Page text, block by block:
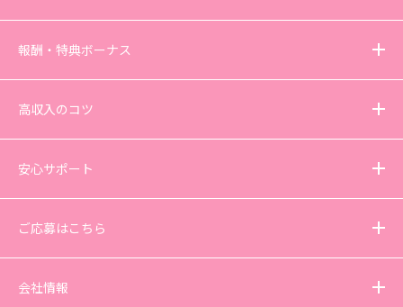
報酬・特典ボーナス
高収入のコツ
安心サポート
ご応募はこちら
会社情報